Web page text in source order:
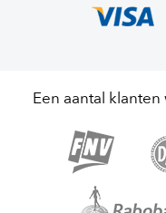
Een aantal